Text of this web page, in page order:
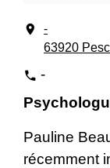
location_on
-
63920
phone -
Pauline
récemment